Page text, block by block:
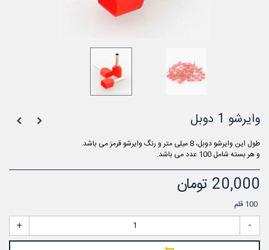
وایرشو 1 دوبل
طول این وایرشو دوبل، 8 میلی متر و رنگ وایرشو قرمز می باشد.
و هر بسته شامل 100 عدد می باشد.
20,000 تومان
100 قلم
-
+